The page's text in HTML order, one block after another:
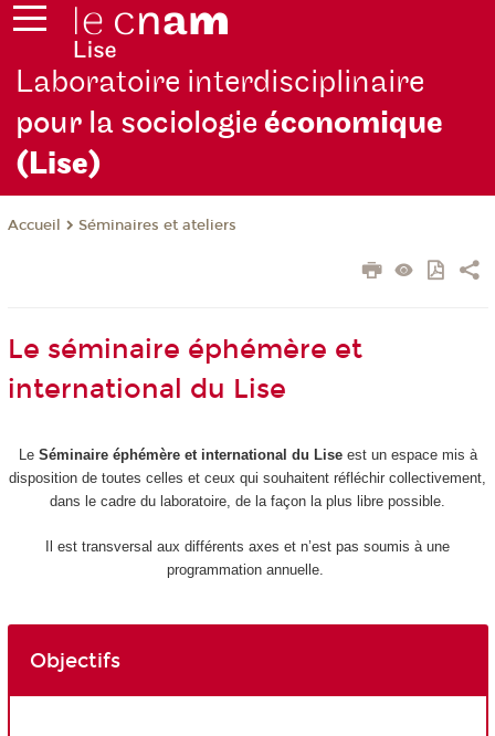
Laboratoire interdisciplinaire
pour la sociologieéconomique
(Lise)
Accueil Séminaires et ateliers
Le séminaire éphémère et
international du Lise
Le Séminaire éphémère et international du Liseest un espace mis à
disposition de toutes celles et ceux qui souhaitent réfléchir collectivement,
dans le cadre du laboratoire, de la façon la plus libre possible.
Il est transversal aux différents axes et n’est pas soumis à une
programmation annuelle.
Objectifs